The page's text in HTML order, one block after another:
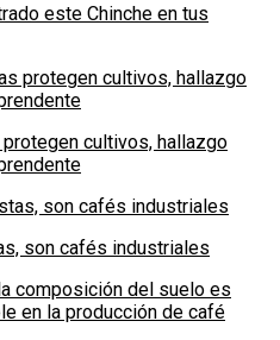
este Chinche en tus
cultivos, hallazgo
son cafés industriales